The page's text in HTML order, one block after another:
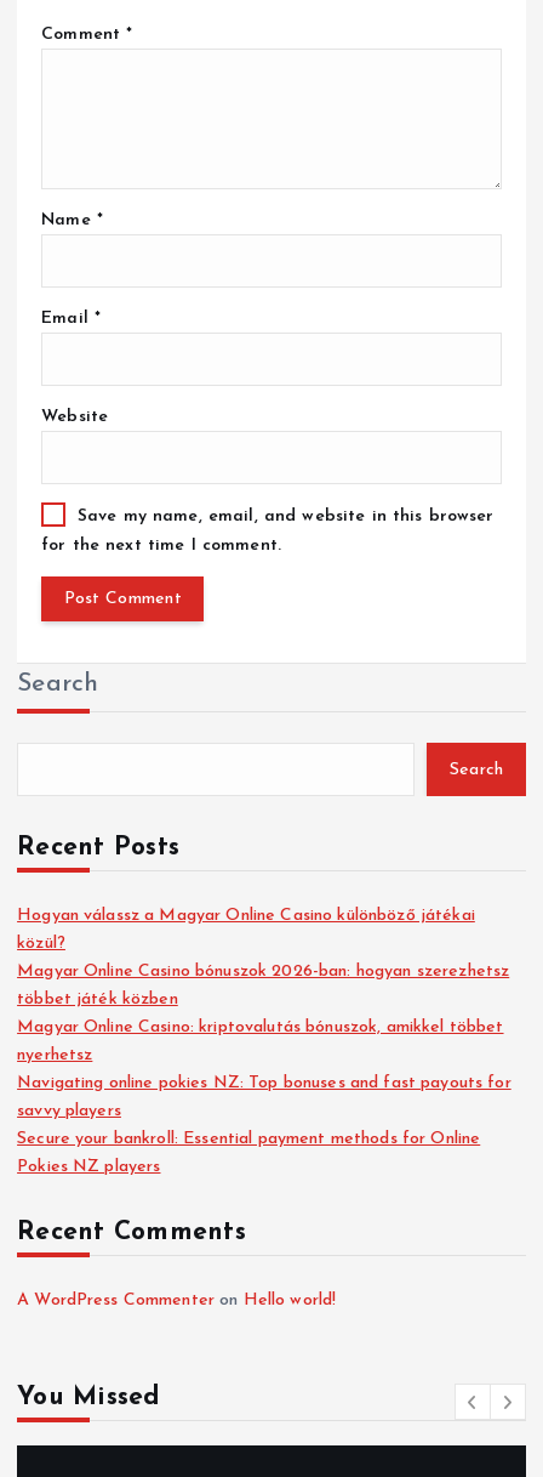
Comment*
Name *
Email *
Website
Save my name, email, and website in this browser
for the next time I comment.
Search
Search
Recent Posts
Hogyan válassz a Magyar Online Casino különböző játékai
közül?
Magyar Online Casino bónuszok 2026-ban: hogyan szerezhetsz
többet játék közben
Magyar Online Casino: kriptovalutás bónuszok, amikkel többet
nyerhetsz
Navigating online pokies NZ: Top bonuses and fast payouts for
savvy players
Secure your bankroll: Essential payment methods for Online
Pokies NZ players
Recent Comments
A WordPress Commenter on Hello world!
You Missed